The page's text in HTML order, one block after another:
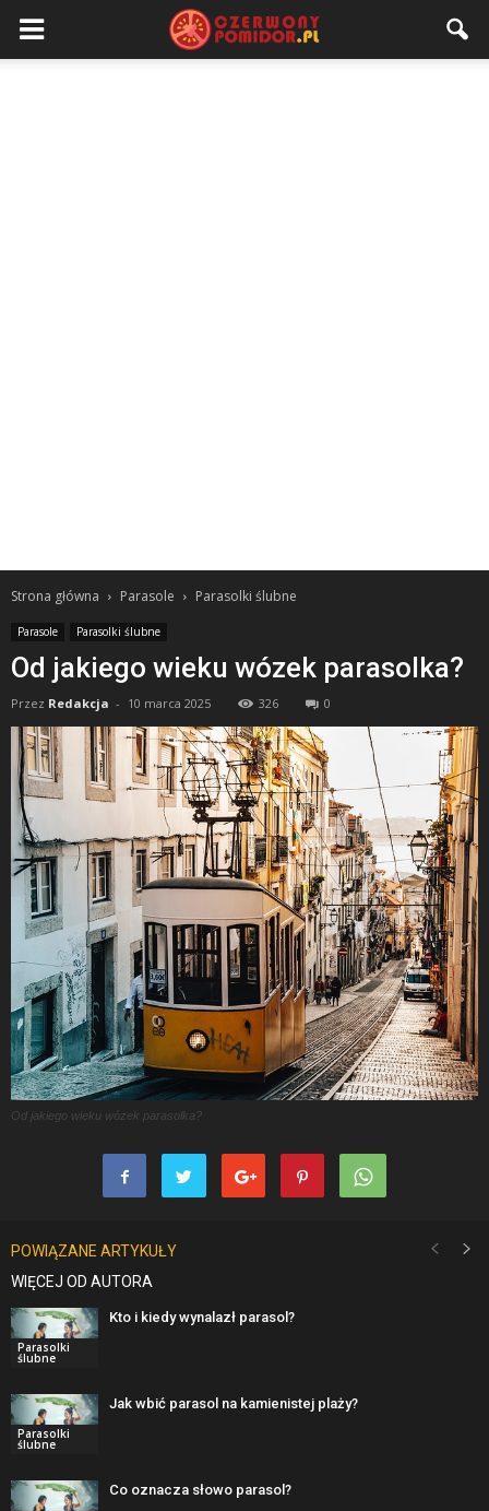
Strona główna Parasole Parasolki ślubne
Parasole Parasolki ślubne
Od jakiego wieku wózek parasolka?
Przez Redakcja - 10 marca 2025 326 0
Od jakiego wieku wózek parasolka?
POWIĄZANE ARTYKUŁY
WIĘCEJ OD AUTORA
Parasolki
ślubne
Kto i kiedy wynalazł parasol?
Parasolki
ślubne
Jak wbić parasol na kamienistej plaży?
Co oznacza słowo parasol?